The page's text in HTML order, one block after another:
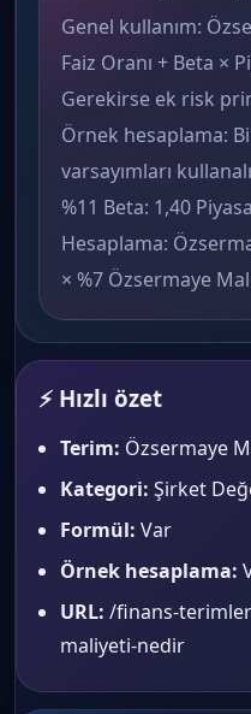
Genel kullanım:
Faiz Oranı + Beta ×
Gerekirse ek risk
Örnek hesaplama:
varsayımları
%11 Beta: 1,40
Hesaplama:
× %7 Özsermaye
⚡ Hızlı özet
Terim: Özsermaye
Kategori: Şirket
Formül: Var
Örnek hesaplama:
URL: /finans-
maliyeti-nedir